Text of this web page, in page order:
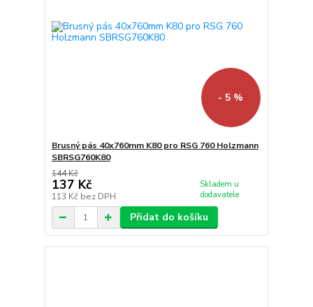
- 5 %
Brusný pás 40x760mm K80 pro RSG 760 Holzmann
SBRSG760K80
144 Kč
137 Kč
113 Kč bez DPH
Skladem u
dodavatele
Přidat do košíku